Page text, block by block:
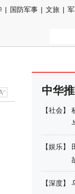
| 国防军事 | 文旅 |
中华
【社会】
【娱乐】
【深度】